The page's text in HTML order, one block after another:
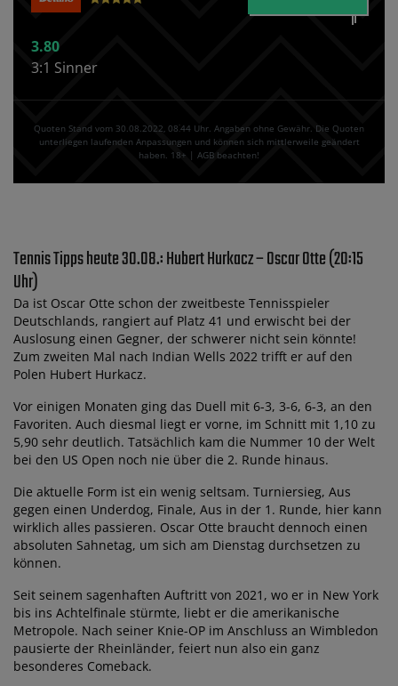
3.80
3:1 Sinner
Quoten Stand vom 30.08.2022‚ 08⁚44 Uhr. Angaben ohne Gewähr. Die Quoten
unterliegen laufenden Anpassungen und können sich mittlerweile geändert
haben. 18+ | AGB beachten!
Tennis Tipps heute 30.08.: Hubert Hurkacz – Oscar Otte (20:15
Uhr)
Da ist Oscar Otte schon der zweitbeste Tennisspieler
Deutschlands, rangiert auf Platz 41 und erwischt bei der
Auslosung einen Gegner, der schwerer nicht sein könnte!
Zum zweiten Mal nach Indian Wells 2022 trifft er auf den
Polen Hubert Hurkacz.
Vor einigen Monaten ging das Duell mit 6-3, 3-6, 6-3, an den
Favoriten. Auch diesmal liegt er vorne, im Schnitt mit 1,10 zu
5,90 sehr deutlich. Tatsächlich kam die Nummer 10 der Welt
bei den US Open noch nie über die 2. Runde hinaus.
Die aktuelle Form ist ein wenig seltsam. Turniersieg, Aus
gegen einen Underdog, Finale, Aus in der 1. Runde, hier kann
wirklich alles passieren. Oscar Otte braucht dennoch einen
absoluten Sahnetag, um sich am Dienstag durchsetzen zu
können.
Seit seinem sagenhaften Auftritt von 2021, wo er in New York
bis ins Achtelfinale stürmte, liebt er die amerikanische
Metropole. Nach seiner Knie-OP im Anschluss an Wimbledon
pausierte der Rheinländer, feiert nun also ein ganz
besonderes Comeback.